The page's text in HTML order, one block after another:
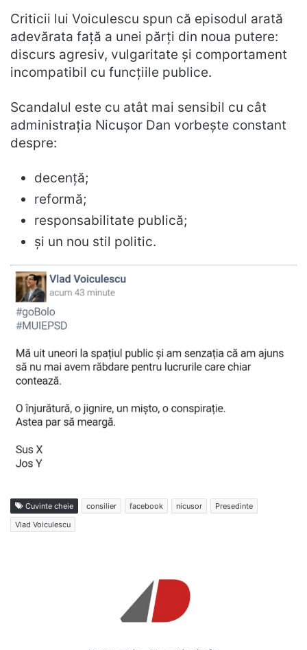
Criticii lui Voiculescu spun că episodul arată
adevărata față a unei părți din noua putere:
discurs agresiv, vulgaritate și comportament
incompatibil cu funcțiile publice.
Scandalul este cu atât mai sensibil cu cât
administrația Nicușor Dan vorbește constant
despre:
decență;
reformă;
responsabilitate publică;
și un nou stil politic.
Cuvinte cheie consilier facebook nicusor
Presedinte
Vlad Voiculescu